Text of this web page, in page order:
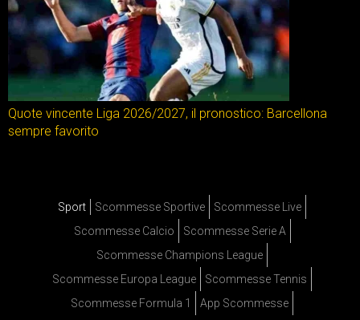
Quote vincente Liga 2026/2027, il pronostico: Barcellona
sempre favorito
Sport Scommesse Sportive
Scommesse Live
Scommesse Calcio
Scommesse Serie A
Scommesse Champions League
Scommesse Europa League
Scommesse Tennis
Scommesse Formula 1
App Scommesse